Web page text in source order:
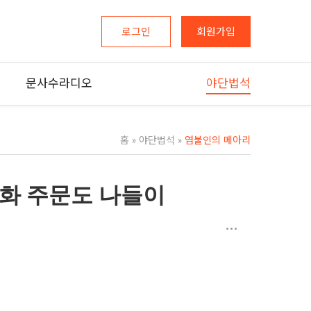
로그인 회원가입
문사수라디오 야단법석
홈 » 야단법석 » 염불인의 메아리
주문도 나들이